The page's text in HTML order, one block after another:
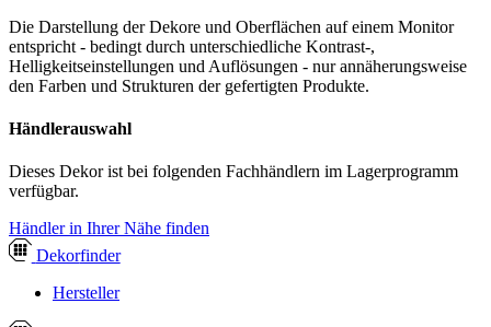
Die Darstellung der Dekore und Oberflächen auf einem Monitor
entspricht - bedingt durch unterschiedliche Kontrast-,
Helligkeitseinstellungen und Auflösungen - nur annäherungsweise
den Farben und Strukturen der gefertigten Produkte.
Händlerauswahl
Dieses Dekor ist bei folgenden Fachhändlern im Lagerprogramm
verfügbar.
Händler in Ihrer Nähe finden
Dekorfinder
Hersteller